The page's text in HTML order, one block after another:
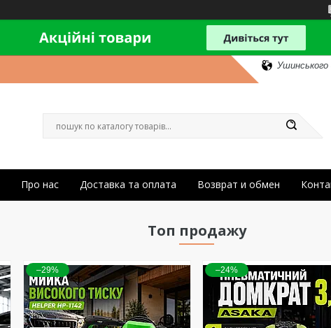
Ушинського
Про нас Доставка та оплата Возврат и обмен
Топ продажу
–29% –24%